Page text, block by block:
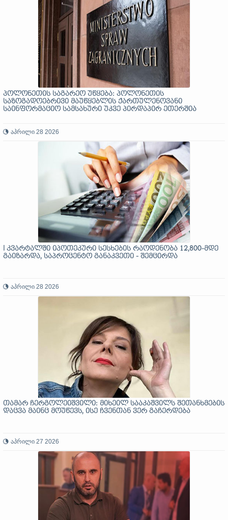
პოლონეთის საგარეო უწყება: პოლონეთის
საზოგადოებრივი მაუწყებლის ქართულენოვანი
საინფორმაციო სამსახური უკვე პირდაპირ ეთერშია
აპრილი 28 2026
I კვარტალში იპოთეკური სესხების რაოდენობა 12,800-მდე
გაიზარდა, საპროცენტო განაკვეთი - შემცირდა
აპრილი 28 2026
თამარ ჩერგოლეიშვილი: მიხეილ სააკაშვილს შეთანხმების
დაცვა მაინც მოუწევს, ისე ჩვენთან ვერ გაჩერდება
აპრილი 27 2026